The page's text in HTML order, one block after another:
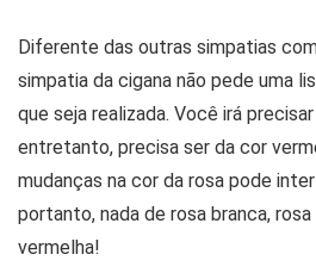
Diferente das outras simpatias
simpatia da cigana não pede uma
que seja realizada. Você irá
entretanto, precisa ser da cor
mudanças na cor da rosa pode
portanto, nada de rosa branca,
vermelha!